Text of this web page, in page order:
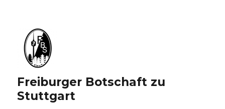
Freiburger Botschaft zu
Stuttgart